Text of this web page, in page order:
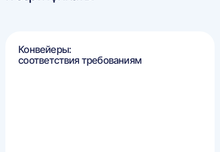
Конвейеры:
соответствия требованиям